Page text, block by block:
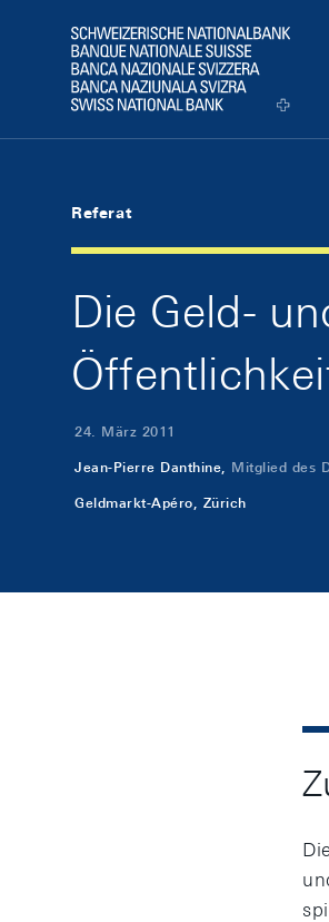
Logo
Referat
Die Geld-
24. März 2011
Jean-Pierre Danthine, Mitglied des
Geldmarkt-Apéro, Zürich